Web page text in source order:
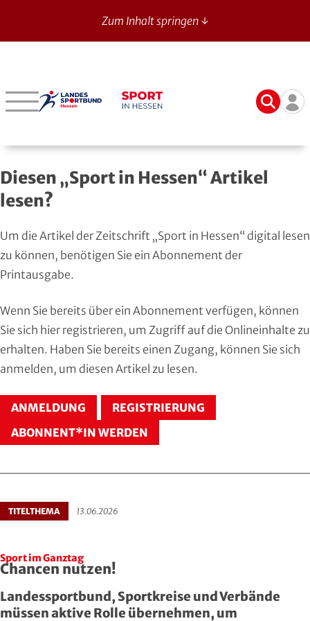
Zum Inhalt springen ↓
Sport in Hessen - News
Suche
Diesen „Sport in Hessen“ Artikel
lesen?
Um die Artikel der Zeitschrift „Sport in Hessen“ digital lesen
zu können, benötigen Sie ein Abonnement der
Printausgabe.
Wenn Sie bereits über ein Abonnement verfügen, können
Sie sich hier registrieren, um Zugriff auf die Onlineinhalte zu
erhalten. Haben Sie bereits einen Zugang, können Sie sich
anmelden, um diesen Artikel zu lesen.
ANMELDUNG
REGISTRIERUNG
ABONNENT*IN WERDEN
TITELTHEMA 13.06.2026
Sport im Ganztag
Chancen nutzen!
Landessportbund, Sportkreise und Verbände
müssen aktive Rolle übernehmen, um
Bergstraße
Darmstadt-Dieburg
Frankfurt
Gießen
Groß-Gerau
Hochtaunus
Limburg-Weilburg
Odenwald
Offenbach
Verbände mit bes. Aufgaben
Aikido
American Football
Badminton
Bahnengolf
Basketball
Cricket
Dart
Betriebssport-Verband
CVJM-Westbund
DJK
DSLV
Deutscher Verband für Freikörperkultur
Hochschulsport
Naturfreunde Hessen
Sportärzteverband
Aktuelle Ausgabe
Archiv
Registrierung